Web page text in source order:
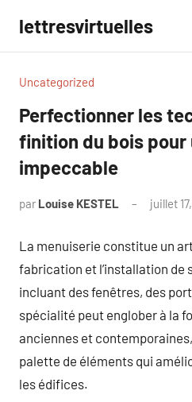
contenu
lettresvirtuelles
Uncategorized
Perfectionner les
finition du bois pour
impeccable
par Louise KESTEL juillet
La menuiserie constitue un
fabrication et l’installation de
incluant des fenêtres, des
spécialité peut englober à la
anciennes et
palette de éléments qui
les édifices.